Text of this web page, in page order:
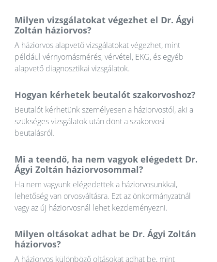
Milyen vizsgálatokat végezhet el Dr. Ágyi
Zoltán háziorvos?
A háziorvos alapvető vizsgálatokat végezhet, mint
például vérnyomásmérés, vérvétel, EKG, és egyéb
alapvető diagnosztikai vizsgálatok.
Hogyan kérhetek beutalót szakorvoshoz?
Beutalót kérhetünk személyesen a háziorvostól, aki a
szükséges vizsgálatok után dönt a szakorvosi
beutalásról.
Mi a teendő, ha nem vagyok elégedett Dr.
Ágyi Zoltán háziorvosommal?
Ha nem vagyunk elégedettek a háziorvosunkkal,
lehetőség van orvosváltásra. Ezt az önkormányzatnál
vagy az új háziorvosnál lehet kezdeményezni.
Milyen oltásokat adhat be Dr. Ágyi Zoltán
háziorvos?
A háziorvos különböző oltásokat adhat be, mint